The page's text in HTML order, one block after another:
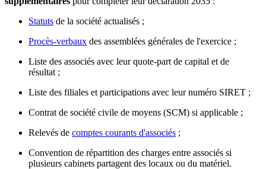
Statuts de la société actualisés ;
Procès-verbaux des assemblées générales de l'exercice ;
Liste des associés avec leur quote-part de capital et de
résultat ;
Liste des filiales et participations avec leur numéro SIRET ;
Contrat de société civile de moyens (SCM) si applicable ;
Relevés de comptes courants d'associés ;
Convention de répartition des charges entre associés si
plusieurs cabinets partagent des locaux ou du matériel.